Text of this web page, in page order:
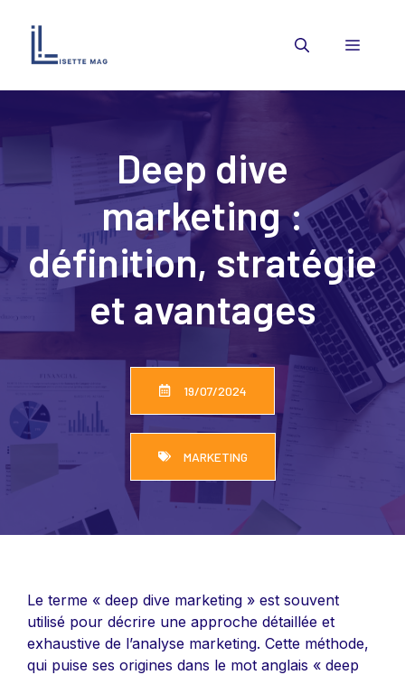
contenu
Menu
Deep dive
marketing :
définition, stratégie
et avantages
19/07/2024
MARKETING
Le terme « deep dive marketing » est souvent
utilisé pour décrire une approche détaillée et
exhaustive de l’analyse marketing. Cette méthode,
qui puise ses origines dans le mot anglais « deep